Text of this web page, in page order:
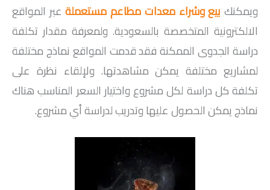
ويمكنكبيع وشراء معدات مطاعم مستعملة عبر المواقع
الالكترونية المتخصصة بالسعودية. ولمعرفة مقدار تكلفة
دراسة الجدوى الممكنة فقد قدمت المواقع نماذج مختلفة
لمشاريع مختلفة يمكن مشاهدتها. ولإلقاء نظرة على
تكلفة كل دراسة لكل مشروع واختيار السعر المناسب هناك
نماذج يمكن الحصول عليها وتدريب لدراسة أي مشروع.